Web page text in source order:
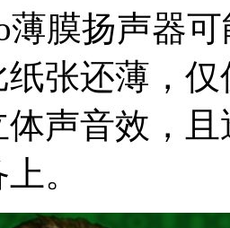
薄膜扬声器
张还薄，
声音效，
。